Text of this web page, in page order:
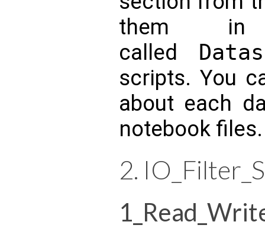
them in
called
scripts. You
about each
notebook files.
2.